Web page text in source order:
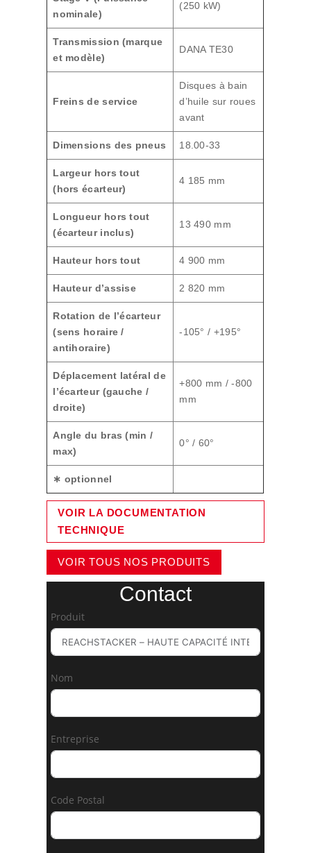
nominale)
(250 kW)
Transmission (marque
et modèle)
DANA TE30
Freins de service
Disques à bain
d’huile sur roues
avant
Dimensions des pneus 18.00-33
Largeur hors tout
(hors écarteur)
4 185 mm
Longueur hors tout
(écarteur inclus)
13 490 mm
Hauteur hors tout 4 900 mm
Hauteur d’assise 2 820 mm
Rotation de l’écarteur
(sens horaire /
antihoraire)
-105° / +195°
Déplacement latéral de
l’écarteur (gauche /
droite)
+800 mm / -800
mm
Angle du bras (min /
max)
0° / 60°
∗ optionnel
VOIR LA DOCUMENTATION
TECHNIQUE
VOIR TOUS NOS PRODUITS
Contact
Produit
Nom
Entreprise
Code Postal